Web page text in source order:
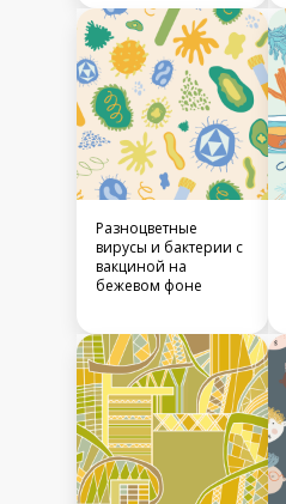
Разноцветные
вирусы и бактерии с
вакциной на
бежевом фоне